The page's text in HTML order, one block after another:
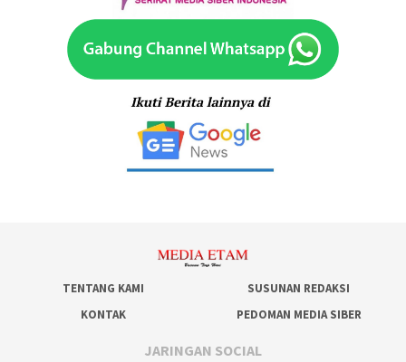
TENTANG KAMI
SUSUNAN REDAKSI
KONTAK
PEDOMAN MEDIA SIBER
JARINGAN SOCIAL